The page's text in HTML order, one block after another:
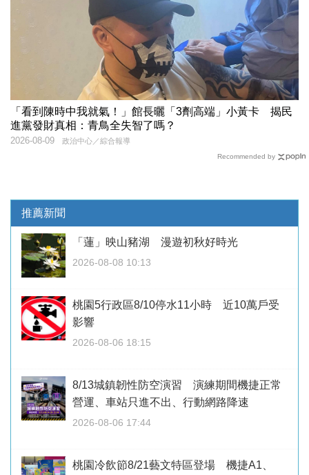
「看到陳時中我就氣！」館長曬「3劑高端」小黃卡 揭民
進黨發財真相：青鳥全失智了嗎？
政治中心／綜合報導
2026-08-09
Recommended by
推薦新聞
「蓮」映山豬湖 漫遊初秋好時光
2026-08-08 10:13
桃園5行政區8/10停水11小時 近10萬戶受
影響
2026-08-06 18:15
8/13城鎮韌性防空演習 演練期間機捷正常
營運、車站只進不出、行動網路降速
2026-08-06 17:44
桃園冷飲節8/21藝文特區登場 機捷A1、